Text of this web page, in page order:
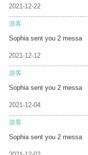
2021-12-22
游客
Sophia sent you 2 messa
2021-12-12
游客
Sophia sent you 2 messa
2021-12-04
游客
Sophia sent you 2 messa